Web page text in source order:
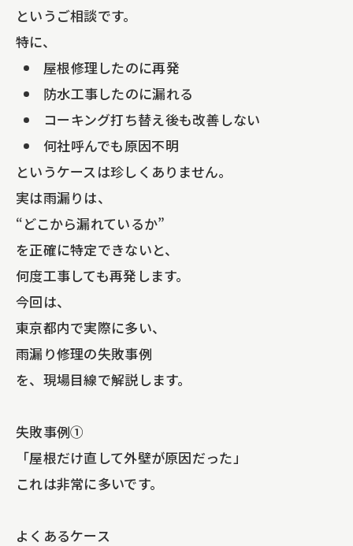
というご相談です。
特に、
屋根修理したのに再発
防水工事したのに漏れる
コーキング打ち替え後も改善しない
何社呼んでも原因不明
というケースは珍しくありません。
実は雨漏りは、
“どこから漏れているか”
を正確に特定できないと、
何度工事しても再発します。
今回は、
東京都内で実際に多い、
雨漏り修理の失敗事例
を、現場目線で解説します。
失敗事例①
「屋根だけ直して外壁が原因だった」
これは非常に多いです。
よくあるケース